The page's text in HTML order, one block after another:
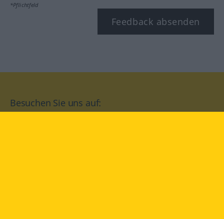
*Pflichtfeld
Feedback absenden
Besuchen Sie uns auf: